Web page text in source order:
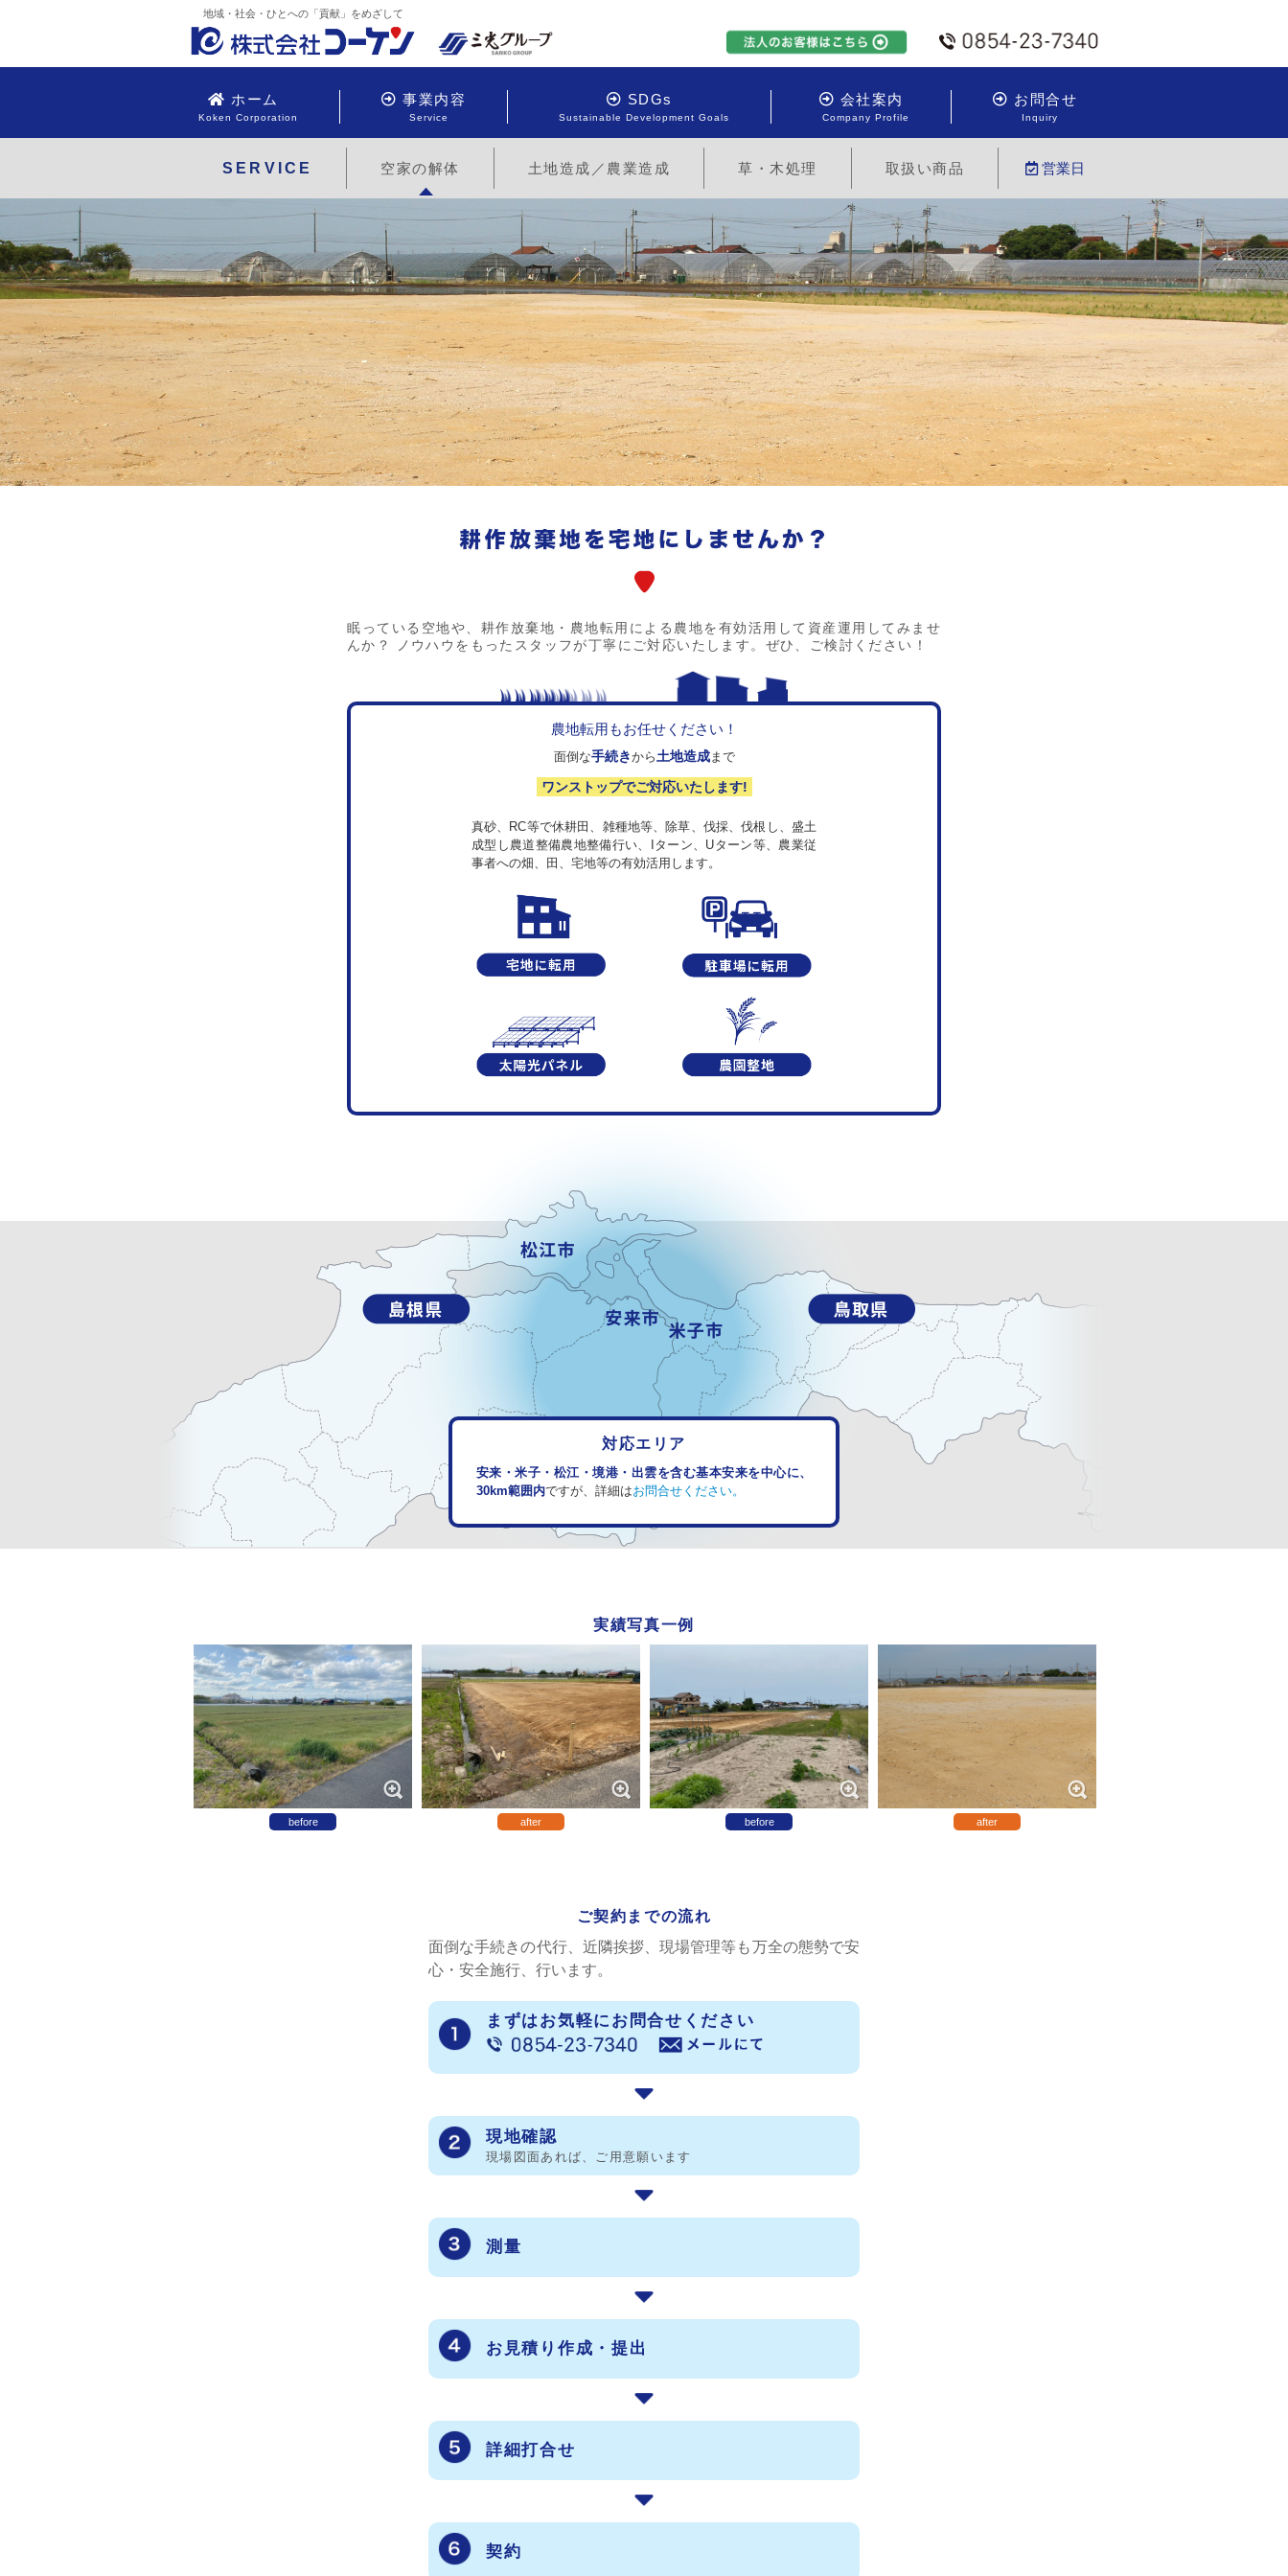
地域・社会・ひとへの「貢献」をめざして
ホーム
Koken Corporation
事業内容
Service
SDGs
Sustainable Development Goals
会社案内
Company Profile
お問合せ
Inquiry
SERVICE 空家の解体 土地造成／農業造成 草・木処理 取扱い商品 営業日
眠っている空地や、耕作放棄地・農地転用による農地を有効活用して資産運用してみませ
んか？ ノウハウをもったスタッフが丁寧にご対応いたします。ぜひ、ご検討ください！
農地転用もお任せください！
面倒な手続きから 土地造成まで
ワンストップでご対応いたします!
真砂、RC等で休耕田、雑種地等、除草、伐採、伐根し、盛土
成型し農道整備農地整備行い、Iターン、Uターン等、農業従
事者への畑、田、宅地等の有効活用します。
対応エリア
安来・米子・松江・境港・出雲を含む基本安来を中心に、
30km範囲内ですが、詳細はお問合せください。
実績写真一例
before after before after
ご契約までの流れ
面倒な手続きの代行、近隣挨拶、現場管理等も万全の態勢で安
心・安全施行、行います。
まずはお気軽にお問合せください
現地確認
現場図面あれば、ご用意願います
測量
お見積り作成・提出
詳細打合せ
契約